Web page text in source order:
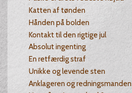
Katten af tønden
Hånden på bolden
Kontakt til den rigtige jul
Absolut ingenting
En retfærdig straf
Unikke og levende sten
Anklageren og redningsmanden